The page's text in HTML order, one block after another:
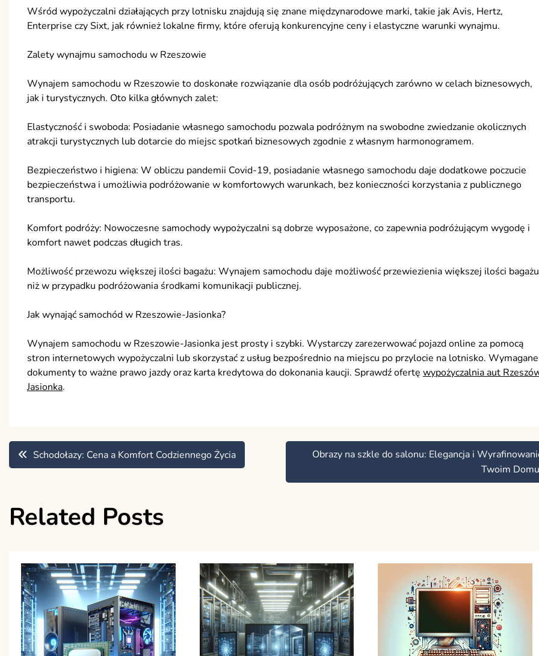
Wśród wypożyczalni działających przy lotnisku znajdują się znane międzynarodowe marki, takie jak Avis, Hertz,
Enterprise czy Sixt, jak również lokalne firmy, które oferują konkurencyjne ceny i elastyczne warunki wynajmu.
Zalety wynajmu samochodu w Rzeszowie
Wynajem samochodu w Rzeszowie to doskonałe rozwiązanie dla osób podróżujących zarówno w celach biznesowych,
jak i turystycznych. Oto kilka głównych zalet:
Elastyczność i swoboda: Posiadanie własnego samochodu pozwala podróżnym na swobodne zwiedzanie okolicznych
atrakcji turystycznych lub dotarcie do miejsc spotkań biznesowych zgodnie z własnym harmonogramem.
Bezpieczeństwo i higiena: W obliczu pandemii Covid-19, posiadanie własnego samochodu daje dodatkowe poczucie
bezpieczeństwa i umożliwia podróżowanie w komfortowych warunkach, bez konieczności korzystania z publicznego
transportu.
Komfort podróży: Nowoczesne samochody wypożyczalni są dobrze wyposażone, co zapewnia podróżującym wygodę i
komfort nawet podczas długich tras.
Możliwość przewozu większej ilości bagażu: Wynajem samochodu daje możliwość przewiezienia większej ilości bagażu
niż w przypadku podróżowania środkami komunikacji publicznej.
Jak wynająć samochód w Rzeszowie-Jasionka?
Wynajem samochodu w Rzeszowie-Jasionka jest prosty i szybki. Wystarczy zarezerwować pojazd online za pomocą
stron internetowych wypożyczalni lub skorzystać z usług bezpośrednio na miejscu po przylocie na lotnisko. Wymagane
dokumenty to ważne prawo jazdy oraz karta kredytowa do dokonania kaucji. Sprawdź ofertę wypożyczalnia aut
Jasionka.
Nawigacja
Schodołazy: Cena a Komfort Codziennego Życia
Obrazy na szkle do salonu: Elegancja i
Twoim Domu
Related Posts